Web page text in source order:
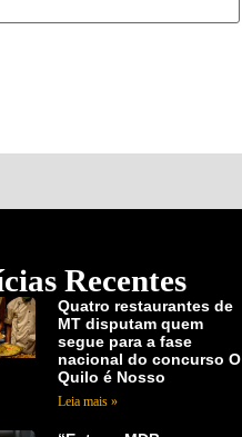
Recentes
Quatro restaurantes de
MT disputam quem
segue para a fase
nacional do concurso O
Quilo é Nosso
Leia mais »